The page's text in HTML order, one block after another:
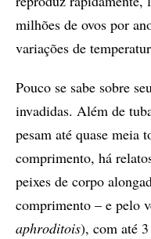
milhões de ovos por
variações de
Pouco se sabe sobre
invadidas. Além de
pesam até quase meia
comprimento, há
peixes de corpo
comprimento – e pelo
aphroditois), com até